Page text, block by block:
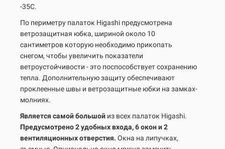
-35С.
По периметру палаток Higashi предусмотрена
ветрозащитная юбка, шириной около 10
сантиметров которую необходимо прикопать
снегом, чтобы увеличить показатели
ветроустойчивости - это поспособствует сохранению
тепла. Дополнительную защиту обеспечивают
проклеенные швы и ветрозащитные юбки на замках-
молниях.
Является самой большой из всех палаток Higashi.
Предусмотрено 2 удобных входа, 6 окон и 2
вентиляционных отверстия. Окна на липучках,